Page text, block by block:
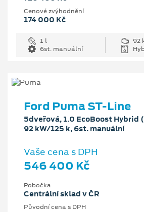
Cenové zvýhodnění
174 000 Kč
1 l
92
6st. manuální
Ford Puma ST-Line
5dveřová, 1.0 EcoBoost Hybrid
92 kW/125 k, 6st. manuální
Vaše cena s DPH
546 400 Kč
Pobočka
Centrální sklad v ČR
Původní cena s DPH